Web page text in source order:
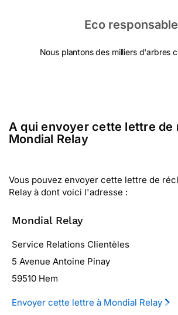
Eco responsable
Nous plantons des milliers d'arbres
A qui envoyer cette lettre de
Mondial Relay
Vous pouvez envoyer cette lettre de
Relay à dont voici l'adresse :
Mondial Relay
Service Relations Clientèles
5 Avenue Antoine Pinay
59510 Hem
Envoyer cette lettre à Mondial Relay